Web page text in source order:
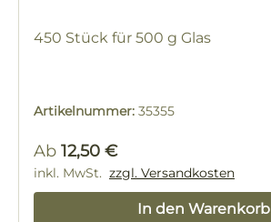
450 Stück für 500 g Glas
Artikelnummer: 35355
Regulärer Preis:
Ab 12,50 €
inkl. MwSt. zzgl. Versandkosten
In den Warenkorb